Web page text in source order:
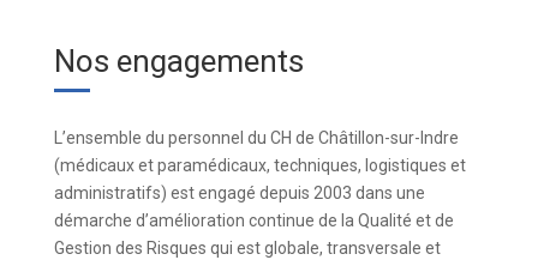
Nos engagements
L’ensemble du personnel du CH de Châtillon-sur-Indre
(médicaux et paramédicaux, techniques, logistiques et
administratifs) est engagé depuis 2003 dans une
démarche d’amélioration continue de la Qualité et de
Gestion des Risques qui est globale, transversale et